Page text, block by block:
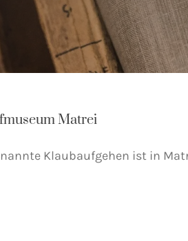
Matrei
Klaubaufgehen ist in